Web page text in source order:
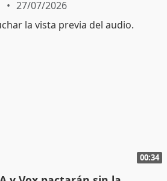
27/07/2026
00:34